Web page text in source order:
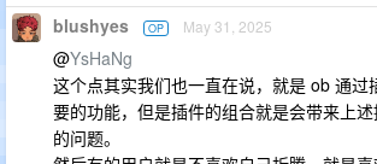
blushyes OP May 31, 2025
@YsHaNg
这个点其实我们也一直在说，就是 ob 通过
要的功能，但是插件的组合就是会带来上
的问题。